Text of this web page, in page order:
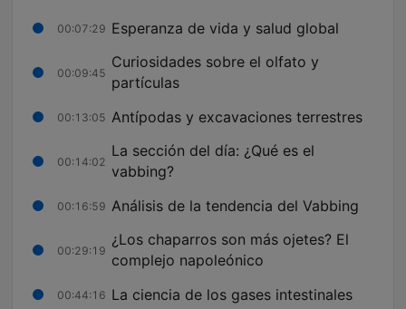
00:07:29 Esperanza de vida y salud global
00:09:45
Curiosidades sobre el olfato y
partículas
00:13:05 Antípodas y excavaciones terrestres
00:14:02
La sección del día: ¿Qué es el
vabbing?
00:16:59 Análisis de la tendencia del Vabbing
00:29:19
¿Los chaparros son más ojetes? El
complejo napoleónico
00:44:16 La ciencia de los gases intestinales